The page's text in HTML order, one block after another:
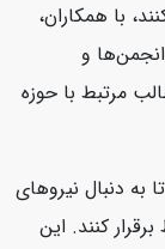
با همکاران،
و
مرتبط با حوزه
دنبال نیروهای
کنند. این